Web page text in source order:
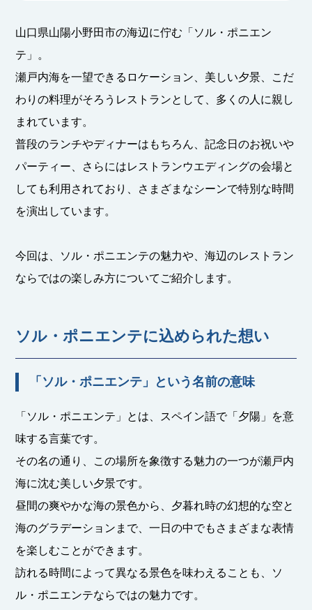
山口県山陽小野田市の海辺に佇む「ソル・ポニエン
テ」。
瀬戸内海を一望できるロケーション、美しい夕景、こだ
わりの料理がそろうレストランとして、多くの人に親し
まれています。
普段のランチやディナーはもちろん、記念日のお祝いや
パーティー、さらにはレストランウエディングの会場と
しても利用されており、さまざまなシーンで特別な時間
を演出しています。
今回は、ソル・ポニエンテの魅力や、海辺のレストラン
ならではの楽しみ方についてご紹介します。
ソル・ポニエンテに込められた想い
「ソル・ポニエンテ」という名前の意味
「ソル・ポニエンテ」とは、スペイン語で「夕陽」を意
味する言葉です。
その名の通り、この場所を象徴する魅力の一つが瀬戸内
海に沈む美しい夕景です。
昼間の爽やかな海の景色から、夕暮れ時の幻想的な空と
海のグラデーションまで、一日の中でもさまざまな表情
を楽しむことができます。
訪れる時間によって異なる景色を味わえることも、ソ
ル・ポニエンテならではの魅力です。